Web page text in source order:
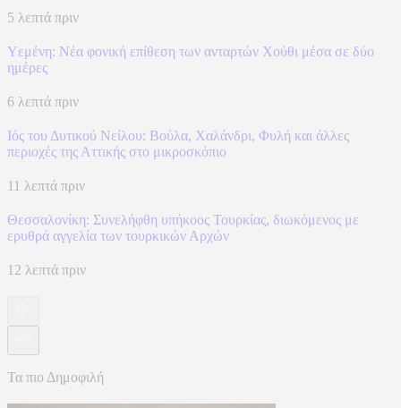
5 λεπτά πριν
Υεμένη: Νέα φονική επίθεση των ανταρτών Χούθι μέσα σε δύο
ημέρες
6 λεπτά πριν
Ιός του Δυτικού Νείλου: Βούλα, Χαλάνδρι, Φυλή και άλλες
περιοχές της Αττικής στο μικροσκόπιο
11 λεπτά πριν
Θεσσαλονίκη: Συνελήφθη υπήκοος Τουρκίας, διωκόμενος με
ερυθρά αγγελία των τουρκικών Αρχών
12 λεπτά πριν
Τα πιο Δημοφιλή